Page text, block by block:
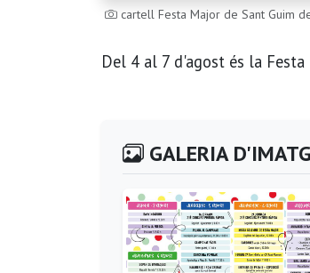
cartell Festa Major de Sant Guim
Del 4 al 7 d'agost és la
GALERIA